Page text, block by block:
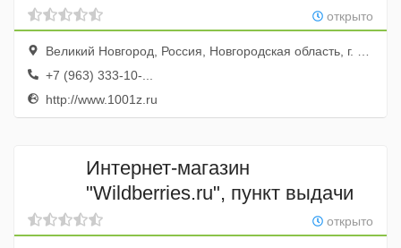
открыто
Великий Новгород, Россия, Новгородская область, г. Великий Новгород,ул. Великая, д.23
+7 (963) 333-10-...
http://www.1001z.ru
Интернет-магазин
"Wildberries.ru", пункт выдачи
открыто